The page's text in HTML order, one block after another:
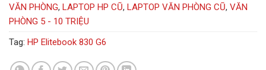
VĂN PHÒNG, LAPTOP HP CŨ, LAPTOP VĂN PHÒNG CŨ, VĂN
PHÒNG 5 - 10 TRIỆU
Tag: HP Elitebook 830 G6